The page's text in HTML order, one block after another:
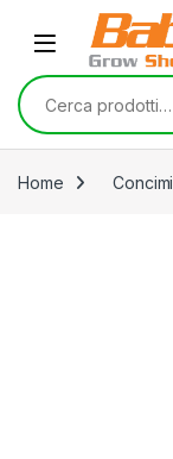
Skip to navigation
Skip to content
Cerca:
Home Concimi